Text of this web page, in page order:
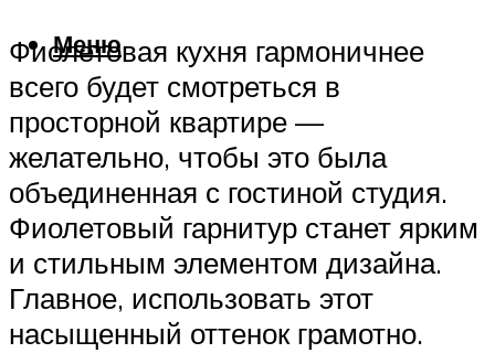
Меню
Фиолетовая кухня гармоничнее
всего будет смотреться в
просторной квартире —
желательно, чтобы это была
объединенная с гостиной студия.
Фиолетовый гарнитур станет ярким
и стильным элементом дизайна.
Главное, использовать этот
насыщенный оттенок грамотно.